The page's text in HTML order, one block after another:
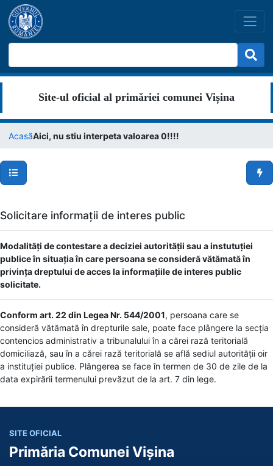
Site-ul oficial al primăriei comunei Vișina
AcasăAici, nu stiu interpeta valoarea 0!!!!
Secțiuni pagină
Solicitare informații de interes public
Modalități de contestare a deciziei autorității sau a instutuției
publice în situația în care persoana se consideră vătămată în
privința dreptului de acces la informațiile de interes public
solicitate.
Conform art. 22 din Legea Nr. 544/2001, persoana care se
consideră vătămată în drepturile sale, poate face plângere la secția
contencios administrativ a tribunalului în a cărei rază teritorială
domiciliază, sau în a cărei rază teritorială se află sediul autorității oir
a instituției publice. Plângerea se face în termen de 30 de zile de la
data expirării termenului prevăzut de la art. 7 din lege.
SITE OFICIAL
Primăria Comunei Vișina